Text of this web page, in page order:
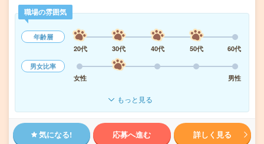
職場の雰囲気
年齢層
20代
30代 40代 50代
60代
男女比率
女性
男性
もっと見る
気になる! 応募へ進む 詳しく見る